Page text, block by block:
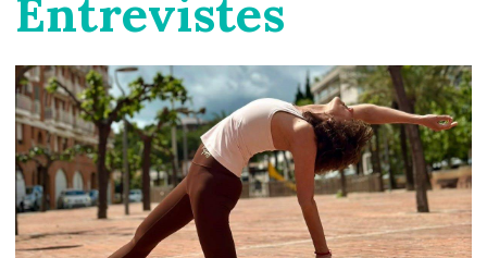
Entrevistes